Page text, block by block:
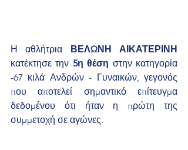
Η αθλήτρια ΒΕΛΩΝΗ ΑΙΚΑΤΕΡΙΝΗ
κατέκτησε την 5η θέση στην κατηγορία
-67 κιλά Ανδρών - Γυναικών, γεγονός
που αποτελεί σημαντικό επίτευγμα
δεδομένου ότι ήταν η πρώτη της
συμμετοχή σε αγώνες.